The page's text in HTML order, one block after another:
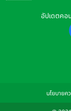
อัปเดตคอ
นโยบายค